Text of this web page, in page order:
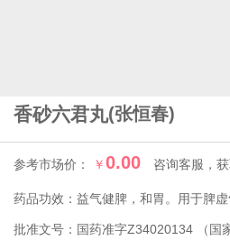
香砂六君丸(张恒春)
参考市场价： ￥0.00 咨询客服，
药品功效：
批准文号： 国药准字Z34020134 （国